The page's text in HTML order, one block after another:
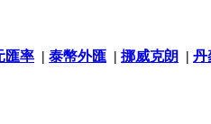
匯率 | 泰幣外匯 | 挪威克朗 | 丹